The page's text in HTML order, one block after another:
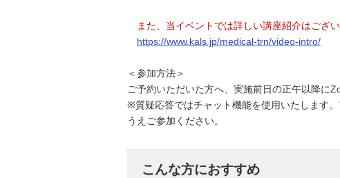
また、当イベントでは詳しい講座紹介はござ
https://www.kals.jp/medical-trn/video-intro/
＜参加方法＞
ご予約いただいた方へ、実施前日の正午以降に
※質疑応答ではチャット機能を使用いたします
うえご参加ください。
こんな方におすすめ